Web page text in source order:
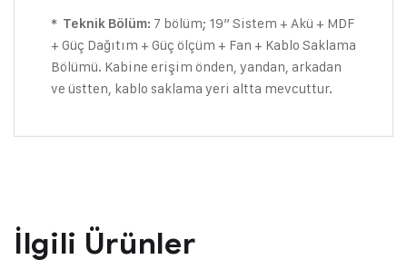
* Teknik Bölüm: 7 bölüm; 19” Sistem + Akü + MDF
+ Güç Dağıtım + Güç ölçüm + Fan + Kablo Saklama
Bölümü. Kabine erişim önden, yandan, arkadan
ve üstten, kablo saklama yeri altta mevcuttur.
İlgili Ürünler